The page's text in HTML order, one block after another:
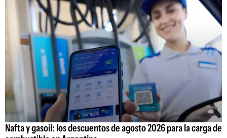
Nafta y gasoil: los descuentos de agosto 2026 para la carga de